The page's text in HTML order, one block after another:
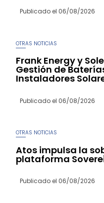
Publicado el 06/08/2026
OTRAS NOTICIAS
Frank Energy y
Gestión de
Instaladores
Publicado el 06/08/2026
OTRAS NOTICIAS
Atos impulsa la
plataforma
Publicado el 06/08/2026